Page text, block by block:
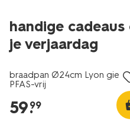
handige
je verjaardag
braadpan Ø24cm Lyon
PFAS-vrij
59.
99